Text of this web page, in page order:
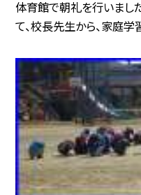
体育館で朝礼を行いまし
て、校長先生から、家庭学